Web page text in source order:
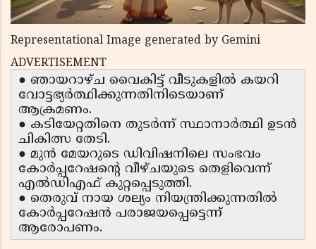
Representational Image generated by Gemini
ADVERTISEMENT
● ഞായറാഴ്ച വൈകിട്ട് വീടുകളിൽ കയറി
വോട്ടഭ്യർത്ഥിക്കുന്നതിനിടെയാണ്
ആക്രമണം.
● കടിയേറ്റതിനെ തുടർന്ന് സ്ഥാനാർത്ഥി ഉടൻ
ചികിത്സ തേടി.
● മുൻ മേയറുടെ ഡിവിഷനിലെ സംഭവം
കോർപ്പറേഷൻ്റെ വീഴ്ചയുടെ തെളിവെന്ന്
എൽഡിഎഫ് കുറ്റപ്പെടുത്തി.
● തെരുവ് നായ ശല്യം നിയന്ത്രിക്കുന്നതിൽ
കോർപ്പറേഷൻ പരാജയപ്പെട്ടെന്ന്
ആരോപണം.